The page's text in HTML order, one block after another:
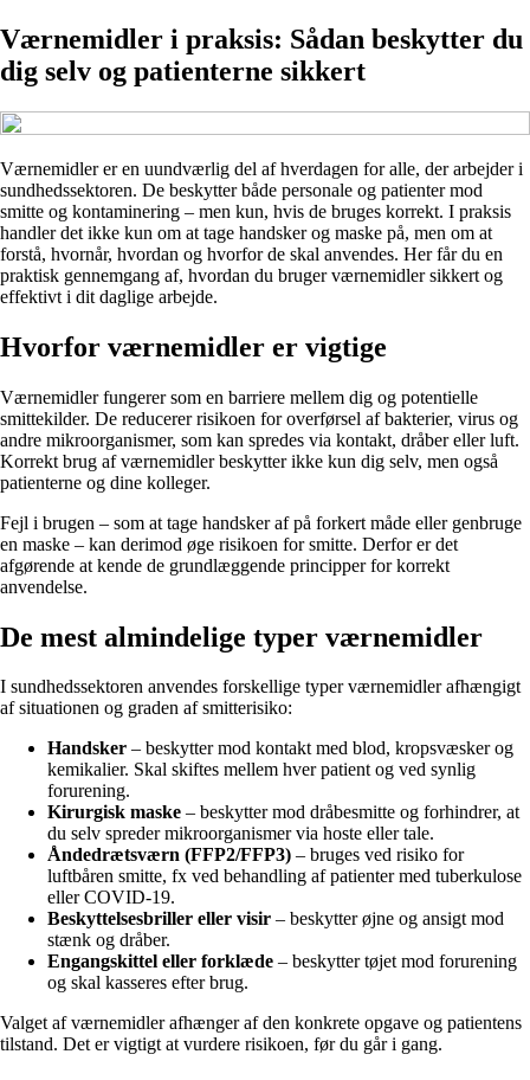
Værnemidler i praksis: Sådan beskytter du
dig selv og patienterne sikkert
Værnemidler er en uundværlig del af hverdagen for alle, der arbejder i
sundhedssektoren. De beskytter både personale og patienter mod
smitte og kontaminering – men kun, hvis de bruges korrekt. I praksis
handler det ikke kun om at tage handsker og maske på, men om at
forstå, hvornår, hvordan og hvorfor de skal anvendes. Her får du en
praktisk gennemgang af, hvordan du bruger værnemidler sikkert og
effektivt i dit daglige arbejde.
Hvorfor værnemidler er vigtige
Værnemidler fungerer som en barriere mellem dig og potentielle
smittekilder. De reducerer risikoen for overførsel af bakterier, virus og
andre mikroorganismer, som kan spredes via kontakt, dråber eller luft.
Korrekt brug af værnemidler beskytter ikke kun dig selv, men også
patienterne og dine kolleger.
Fejl i brugen – som at tage handsker af på forkert måde eller genbruge
en maske – kan derimod øge risikoen for smitte. Derfor er det
afgørende at kende de grundlæggende principper for korrekt
anvendelse.
De mest almindelige typer værnemidler
I sundhedssektoren anvendes forskellige typer værnemidler afhængigt
af situationen og graden af smitterisiko:
Handsker – beskytter mod kontakt med blod, kropsvæsker og
kemikalier. Skal skiftes mellem hver patient og ved synlig
forurening.
Kirurgisk maske – beskytter mod dråbesmitte og forhindrer, at
du selv spreder mikroorganismer via hoste eller tale.
Åndedrætsværn (FFP2/FFP3) – bruges ved risiko for
luftbåren smitte, fx ved behandling af patienter med tuberkulose
eller COVID-19.
Beskyttelsesbriller eller visir – beskytter øjne og ansigt mod
stænk og dråber.
Engangskittel eller forklæde – beskytter tøjet mod forurening
og skal kasseres efter brug.
Valget af værnemidler afhænger af den konkrete opgave og patientens
tilstand. Det er vigtigt at vurdere risikoen, før du går i gang.